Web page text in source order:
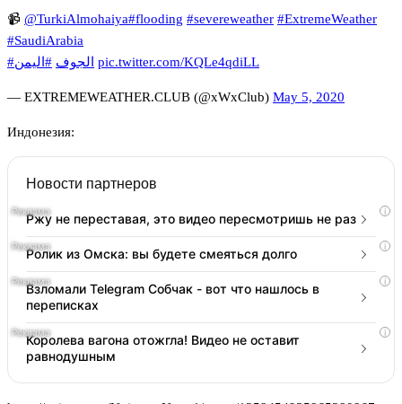
📹 @TurkiAlmohaiya#flooding #severeweather #ExtremeWeather
#SaudiArabia
#الجوف #اليمن pic.twitter.com/KQLe4qdiLL
— EXTREMEWEATHER.CLUB (@xWxClub) May 5, 2020
Индонезия:
Новости партнеров
i
Ржу не переставая, это видео пересмотришь не раз
i
Ролик из Омска: вы будете смеяться долго
i
Взломали Telegram Собчак - вот что нашлось в
переписках
i
Королева вагона отожгла! Видео не оставит
равнодушным